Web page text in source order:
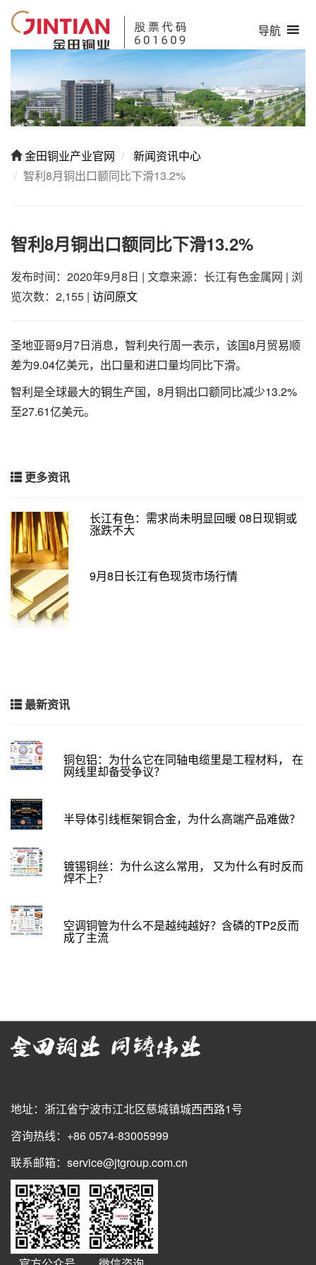
导航
金田铜业产业官网
新闻资讯中心
智利8月铜出口额同比下滑13.2%
智利8月铜出口额同比下滑13.2%
发布时间：2020年9月8日 | 文章来源：长江有色金属网 | 浏
览次数：2,155 | 访问原文
圣地亚哥9月7日消息，智利央行周一表示，该国8月贸易顺
差为9.04亿美元，出口量和进口量均同比下滑。
智利是全球最大的铜生产国，8月铜出口额同比减少13.2%
至27.61亿美元。
更多资讯
长江有色：需求尚未明显回暖 08日现铜或
涨跌不大
9月8日长江有色现货市场行情
最新资讯
铜包铝：为什么它在同轴电缆里是工程材料， 在
网线里却备受争议？
半导体引线框架铜合金，为什么高端产品难做？
镀锡铜丝：为什么这么常用， 又为什么有时反而
焊不上？
空调铜管为什么不是越纯越好？含磷的TP2反而
成了主流
地址：浙江省宁波市江北区慈城镇城西西路1号
咨询热线：+86 0574-83005999
联系邮箱：service@jtgroup.com.cn